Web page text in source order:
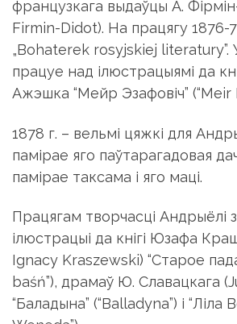
французкага выдаўцы А.
Firmin-Didot). На працягу 1876-
„Bohaterek rosyjskiej literatury”.
працуе над ілюстрацыямі да
Ажэшка “Мейр Эзафовіч” (“Meir
1878 г. – вельмі цяжкі для
памірае яго паўтарагадовая
памірае таксама і яго маці.
Працягам творчасці Андрыёлі
ілюстрацыі да кнігі Юзафа
Ignacy Kraszewski) “Старое
baśń”), драмаў Ю. Славацкага
“Баладына” (“Balladyna”) і “Ліла